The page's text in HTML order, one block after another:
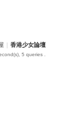
香港少女論壇
5 queries .